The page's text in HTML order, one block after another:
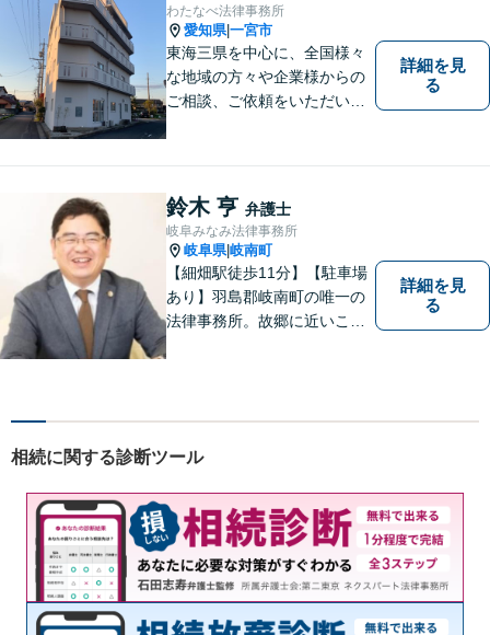
わたなべ法律事務所
愛知県|一宮市
東海三県を中心に、全国様々
な地域の方々や企業様からの
ご相談、ご依頼をいただいて
おります。
詳細を見
る
鈴木 亨 弁護士
岐阜みなみ法律事務所
岐阜県|岐南町
【細畑駅徒歩11分】【駐車場
あり】羽島郡岐南町の唯一の
法律事務所。故郷に近いこの
弁護士という垣根を超えて、
ます。【会社勤務経験あり】
詳細を見
る
相続に関する診断ツール